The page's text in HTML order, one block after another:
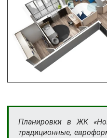
Планировки в ЖК
традиционные,